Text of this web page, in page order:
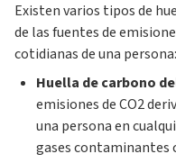
Existen varios tipos de
de las fuentes de
cotidianas de una persona:
Huella de carbono
emisiones de CO2
una persona en
gases contaminantes